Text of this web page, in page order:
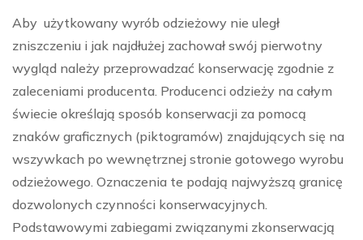
Aby użytkowany wyrób odzieżowy nie uległ
zniszczeniu i jak najdłużej zachował swój pierwotny
wygląd należy przeprowadzać konserwację zgodnie z
zaleceniami producenta. Producenci odzieży na całym
świecie określają sposób konserwacji za pomocą
znaków graficznych (piktogramów) znajdujących się na
wszywkach po wewnętrznej stronie gotowego wyrobu
odzieżowego. Oznaczenia te podają najwyższą granicę
dozwolonych czynności konserwacyjnych.
Podstawowymi zabiegami związanymi zkonserwacją